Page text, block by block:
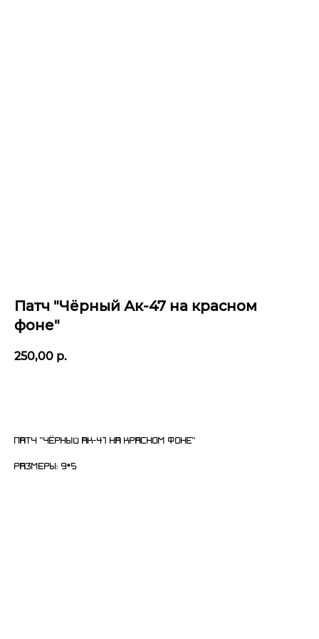
Патч "Чёрный Ак-47 на красном
фоне"
250,00 р.
Патч "Чёрный Ак-47 на красном фоне"
Размеры: 9*5